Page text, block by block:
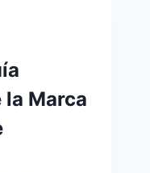
la Marca